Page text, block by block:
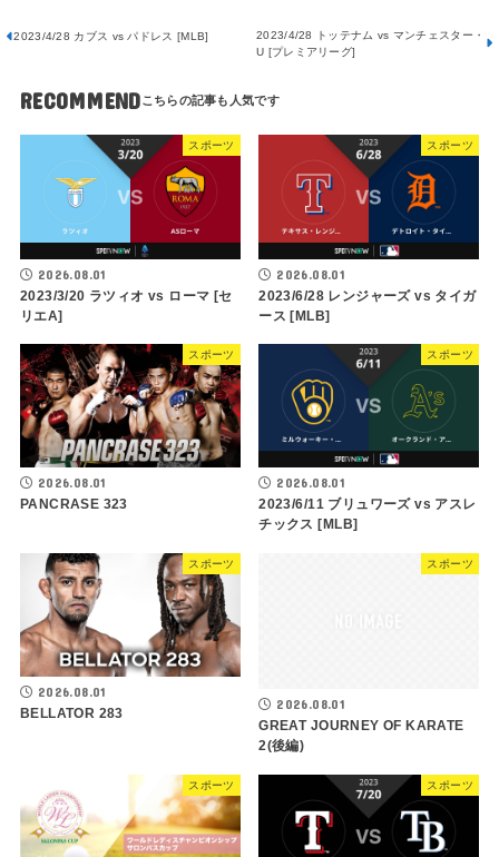
2023/4/28 カブス vs パドレス [MLB]
2023/4/28 トッテナム vs マンチェスター・
U [プレミアリーグ]
RECOMMEND
スポーツ
2026.08.01
2023/3/20 ラツィオ vs ローマ [セ
リエA]
スポーツ
2026.08.01
2023/6/28 レンジャーズ vs タイガ
ース [MLB]
スポーツ
2026.08.01
PANCRASE 323
スポーツ
2026.08.01
2023/6/11 ブリュワーズ vs アスレ
チックス [MLB]
スポーツ
2026.08.01
BELLATOR 283
スポーツ
2026.08.01
GREAT JOURNEY OF KARATE
2(後編)
スポーツ スポーツ